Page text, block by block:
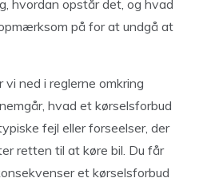
hvordan opstår det, og hvad
på for at undgå at
ned i reglerne omkring
hvad et kørselsforbud
fejl eller forseelser, der
retten til at køre bil. Du får
et kørselsforbud